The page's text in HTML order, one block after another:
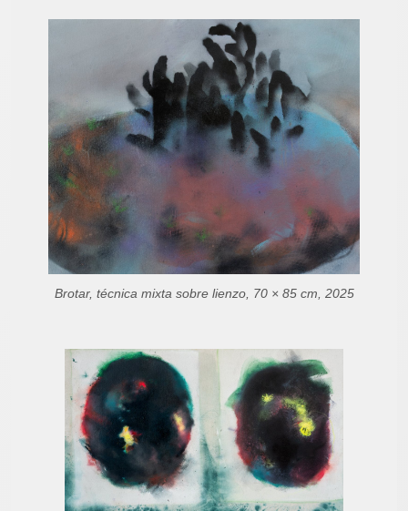
Brotar, técnica mixta sobre lienzo, 70 × 85 cm, 2025